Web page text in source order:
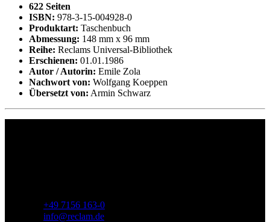
622 Seiten
ISBN: 978-3-15-004928-0
Produktart: Taschenbuch
Abmessung: 148 mm x 96 mm
Reihe: Reclams Universal-Bibliothek
Erschienen: 01.01.1986
Autor / Autorin: Emile Zola
Nachwort von: Wolfgang Koeppen
Übersetzt von: Armin Schwarz
+49 7156 163-0
info@reclam.de